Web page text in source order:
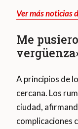
Ver más noticias
Me
A principios de
cercana. Los
ciudad,
complicaciones